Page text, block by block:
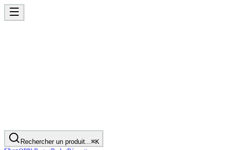
Rechercher un produit...⌘K